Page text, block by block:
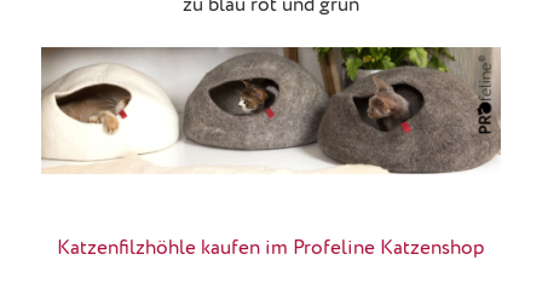
zu blau rot und grün
Katzenfilzhöhle kaufen im Profeline Katzenshop